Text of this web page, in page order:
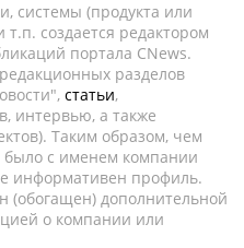
системы (продукта или
т.п. создается редактором
портала CNews.
разделов
статьи,
интервью, а также
Таким образом, чем
было с именем компании
информативен профиль.
(обогащен) дополнительной
о компании или